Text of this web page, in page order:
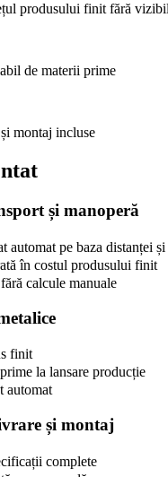
produsului finit fără
de materii prime
montaj incluse
și manoperă
automat pe baza distanței
în costul produsului finit
calcule manuale
finit
la lansare producție
automat
și montaj
complete